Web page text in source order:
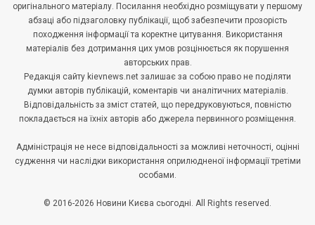
оригінального матеріалу. Посилання необхідно розміщувати у першому
абзаці або підзаголовку публікації, щоб забезпечити прозорість
походження інформації та коректне цитування. Використання
матеріалів без дотримання цих умов розцінюється як порушення
авторських прав.
Редакція сайту kievnews.net залишає за собою право не поділяти
думки авторів публікацій, коментарів чи аналітичних матеріалів.
Відповідальність за зміст статей, що передруковуються, повністю
покладається на їхніх авторів або джерела первинного розміщення.
Адміністрація не несе відповідальності за можливі неточності, оцінні
судження чи наслідки використання оприлюдненої інформації третіми
особами.
© 2016-2026 Новини Києва сьогодні. All Rights reserved.